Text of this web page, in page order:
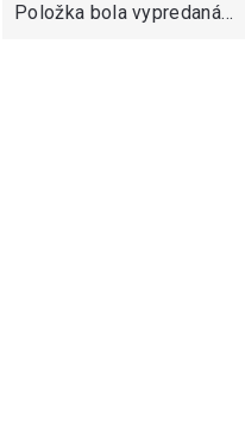
Položka bola vypredaná…